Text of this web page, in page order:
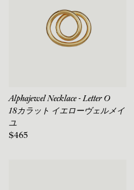
Alphajewel Necklace - Letter O
18カラット イエローヴェルメイ
ユ
$465